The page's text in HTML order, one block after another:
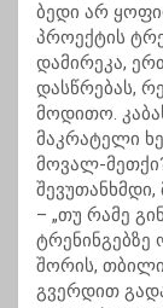
ბედი არ
პროექტის
დამირეკა,
დასწრებას,
მოდითო.
მაკრატელი
მოვალ-
– „თუ რამე
შორის,
გვერდით